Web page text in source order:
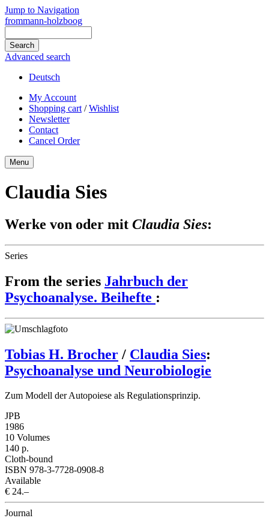
Jump to Navigation
frommann-holzboog
Advanced search
Deutsch
My Account
Shopping cart /Wishlist
Newsletter
Contact
Cancel Order
Menu
Claudia Sies
Werke von oder mit Claudia Sies:
Series
From the series Jahrbuch der
Psychoanalyse. Beihefte :
Tobias H. Brocher / Claudia Sies:
Psychoanalyse und Neurobiologie
Zum Modell der Autopoiese als Regulationsprinzip.
JPB
1986
10 Volumes
140 p.
Cloth-bound
ISBN 978-3-7728-0908-8
Available
€ 24.–
Journal